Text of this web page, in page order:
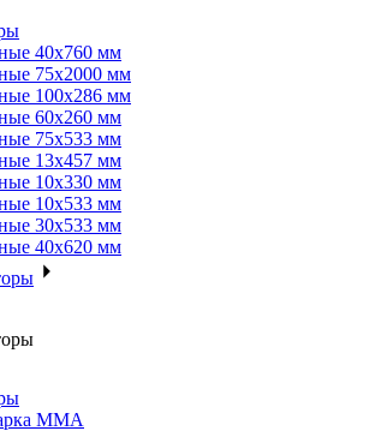
40х760 мм
75х2000 мм
100х286 мм
60х260 мм
75х533 мм
13х457 мм
10х330 мм
10х533 мм
30х533 мм
40х620 мм
MMA